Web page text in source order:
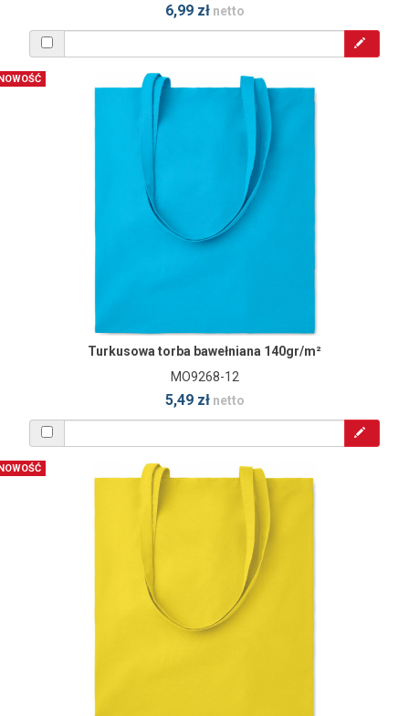
6,99 złnetto
Turkusowa torba bawełniana 140gr/m²
MO9268-12
5,49 złnetto